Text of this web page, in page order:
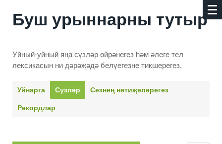
Буш урыннарны тутыр
Уйный-уйный яңа сүзләр өйрәнегез һәм әлеге тел
лексикасын ни дәрәҗәдә белүегезне тикшерегез.
Уйнарга Сүзләр Сезнең нәти­җәләрегез
Рекордлар